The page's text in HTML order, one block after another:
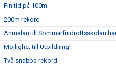
Fin tid på 100m
200m rekord
Anmälan till Sommarfriidrottsskolan
Möjlighet till Utbildning!
Två snabba rekord